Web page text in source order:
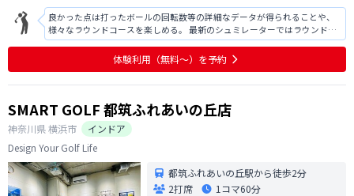
良かった点は打ったボールの回転数等の詳細なデータが得られることや、
様々なラウンドコースを楽しめる。 最新のシュミレーターではラウンド時
自動的にボールのライが変化するが、藤が丘の施設では傾斜のライから打
つ場合、自分でマットを運んで使用するのは面倒くさい。
体験利用（無料〜）を予約
SMART GOLF 都筑ふれあいの丘店
神奈川県横浜市
インドア
Design Your Golf Life
都筑ふれあいの丘駅から徒歩2分
2打席
1コマ60分